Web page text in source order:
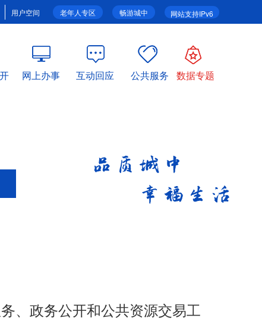
网站支持IPv6
畅游城中
老年人专区
用户空间
网上办事 互动回应 公共服务 数据专题
、政务公开和公共资源交易工